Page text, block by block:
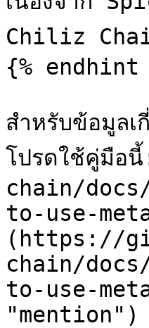
Chiliz
{% endhint
สำหรับข้อมูล
โปรดใช้คู่
chain/
to-use-
(https://
chain/
to-use-
"mention")